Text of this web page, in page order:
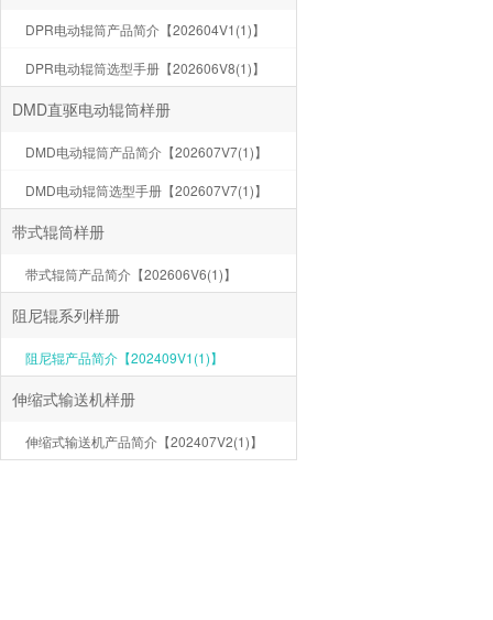
DPR电动辊筒产品简介【202604V1(1)】
DPR电动辊筒选型手册【202606V8(1)】
DMD直驱电动辊筒样册
DMD电动辊筒产品简介【202607V7(1)】
DMD电动辊筒选型手册【202607V7(1)】
带式辊筒样册
带式辊筒产品简介【202606V6(1)】
阻尼辊系列样册
阻尼辊产品简介【202409V1(1)】
伸缩式输送机样册
伸缩式输送机产品简介【202407V2(1)】